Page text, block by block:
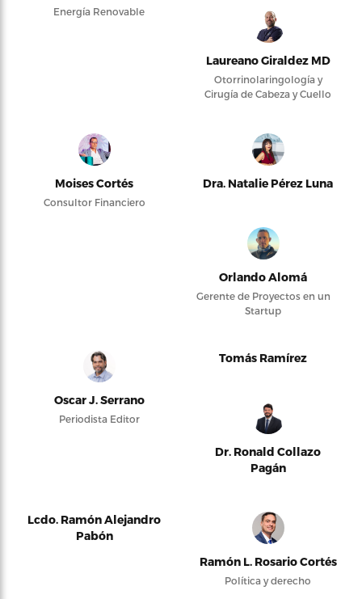
Energía Renovable
Laureano Giraldez MD
Otorrinolaringología y
Cirugía de Cabeza y Cuello
Moises Cortés
Consultor Financiero
Dra. Natalie Pérez Luna
Orlando Alomá
Gerente de Proyectos en un
Startup
Oscar J. Serrano
Periodista Editor
Tomás Ramírez
Dr. Ronald Collazo
Pagán
Lcdo. Ramón Alejandro
Pabón
Ramón L. Rosario Cortés
Política y derecho